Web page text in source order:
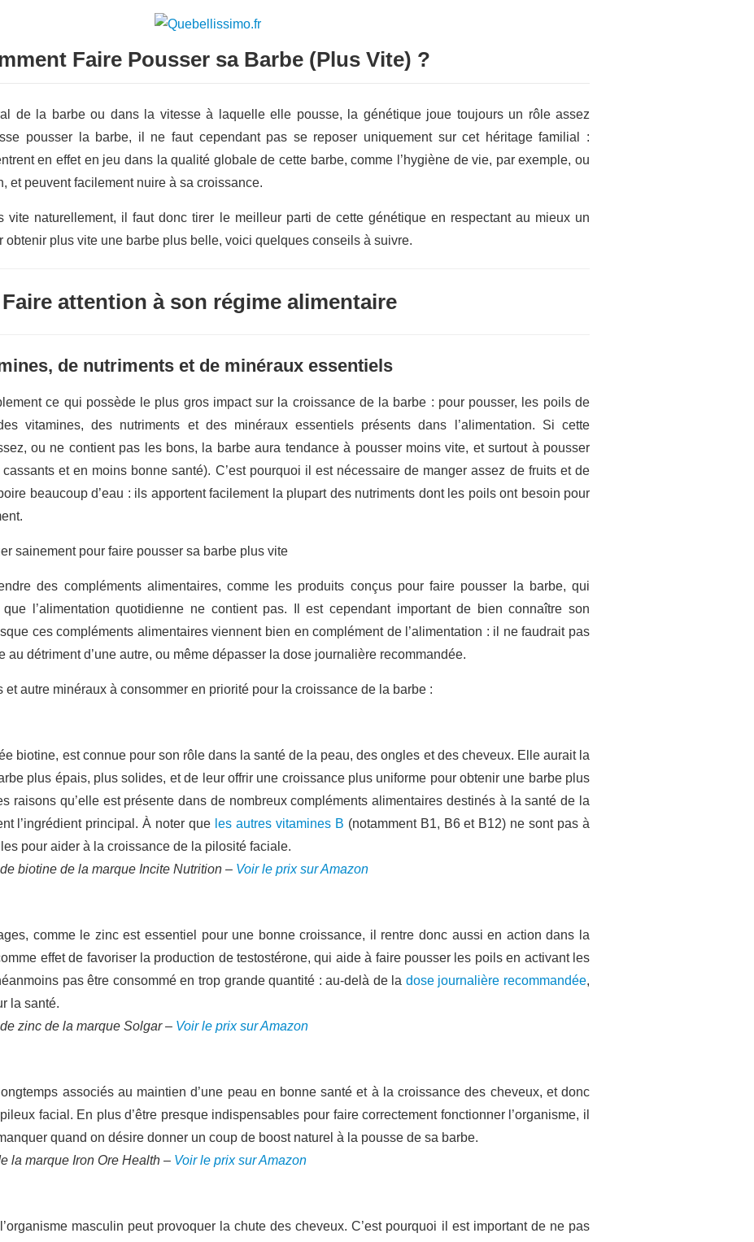
Faire Pousser sa Barbe (Plus Vite) ?
de la barbe ou dans la vitesse à laquelle elle pousse, la génétique joue toujours un rôle assez
pousser la barbe, il ne faut cependant pas se reposer uniquement sur cet héritage familial :
en effet en jeu dans la qualité globale de cette barbe, comme l’hygiène de vie, par exemple, ou
et peuvent facilement nuire à sa croissance.
vite naturellement, il faut donc tirer le meilleur parti de cette génétique en respectant au mieux un
obtenir plus vite une barbe plus belle, voici quelques conseils à suivre.
Faire attention à son régime alimentaire
de nutriments et de minéraux essentiels
ce qui possède le plus gros impact sur la croissance de la barbe : pour pousser, les poils de
vitamines, des nutriments et des minéraux essentiels présents dans l’alimentation. Si cette
ou ne contient pas les bons, la barbe aura tendance à pousser moins vite, et surtout à pousser
et en moins bonne santé). C’est pourquoi il est nécessaire de manger assez de fruits et de
beaucoup d’eau : ils apportent facilement la plupart des nutriments dont les poils ont besoin pour
des compléments alimentaires, comme les produits conçus pour faire pousser la barbe, qui
l’alimentation quotidienne ne contient pas. Il est cependant important de bien connaître son
ces compléments alimentaires viennent bien en complément de l’alimentation : il ne faudrait pas
au détriment d’une autre, ou même dépasser la dose journalière recommandée.
autre minéraux à consommer en priorité pour la croissance de la barbe :
biotine, est connue pour son rôle dans la santé de la peau, des ongles et des cheveux. Elle aurait la
plus épais, plus solides, et de leur offrir une croissance plus uniforme pour obtenir une barbe plus
raisons qu’elle est présente dans de nombreux compléments alimentaires destinés à la santé de la
l’ingrédient principal. À noter que les autres vitamines B (notamment B1, B6 et B12) ne sont pas à
pour aider à la croissance de la pilosité faciale.
biotine de la marque Incite Nutrition – Voir le prix sur Amazon
comme le zinc est essentiel pour une bonne croissance, il rentre donc aussi en action dans la
effet de favoriser la production de testostérone, qui aide à faire pousser les poils en activant les
pas être consommé en trop grande quantité : au-delà de la dose journalière recommandée,
la santé.
zinc de la marque Solgar – Voir le prix sur Amazon
associés au maintien d’une peau en bonne santé et à la croissance des cheveux, et donc
facial. En plus d’être presque indispensables pour faire correctement fonctionner l’organisme, il
quand on désire donner un coup de boost naturel à la pousse de sa barbe.
la marque Iron Ore Health – Voir le prix sur Amazon
masculin peut provoquer la chute des cheveux. C’est pourquoi il est important de ne pas